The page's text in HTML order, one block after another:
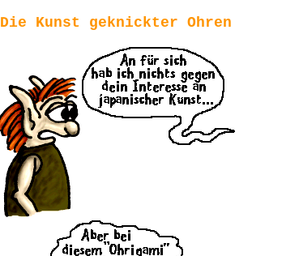
Die Kunst geknickter Ohren